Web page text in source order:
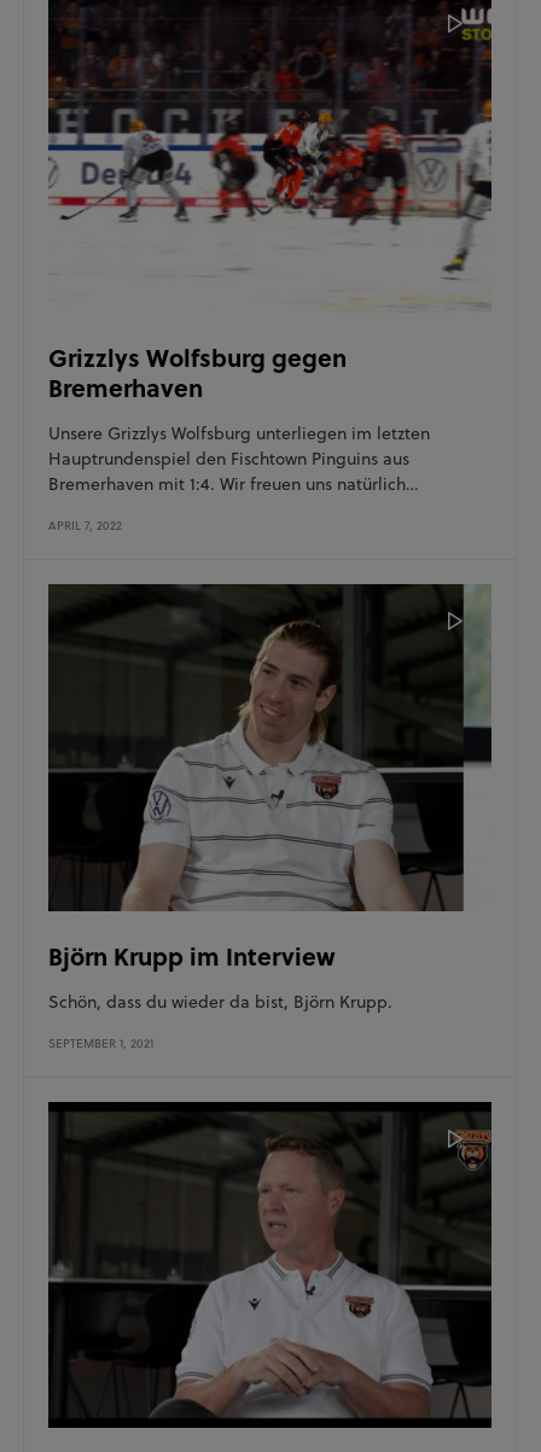
Grizzlys Wolfsburg gegen
Bremerhaven
Unsere Grizzlys Wolfsburg unterliegen im letzten
Hauptrundenspiel den Fischtown Pinguins aus
Bremerhaven mit 1:4. Wir freuen uns natürlich…
APRIL 7, 2022
Björn Krupp im Interview
Schön, dass du wieder da bist, Björn Krupp.
SEPTEMBER 1, 2021